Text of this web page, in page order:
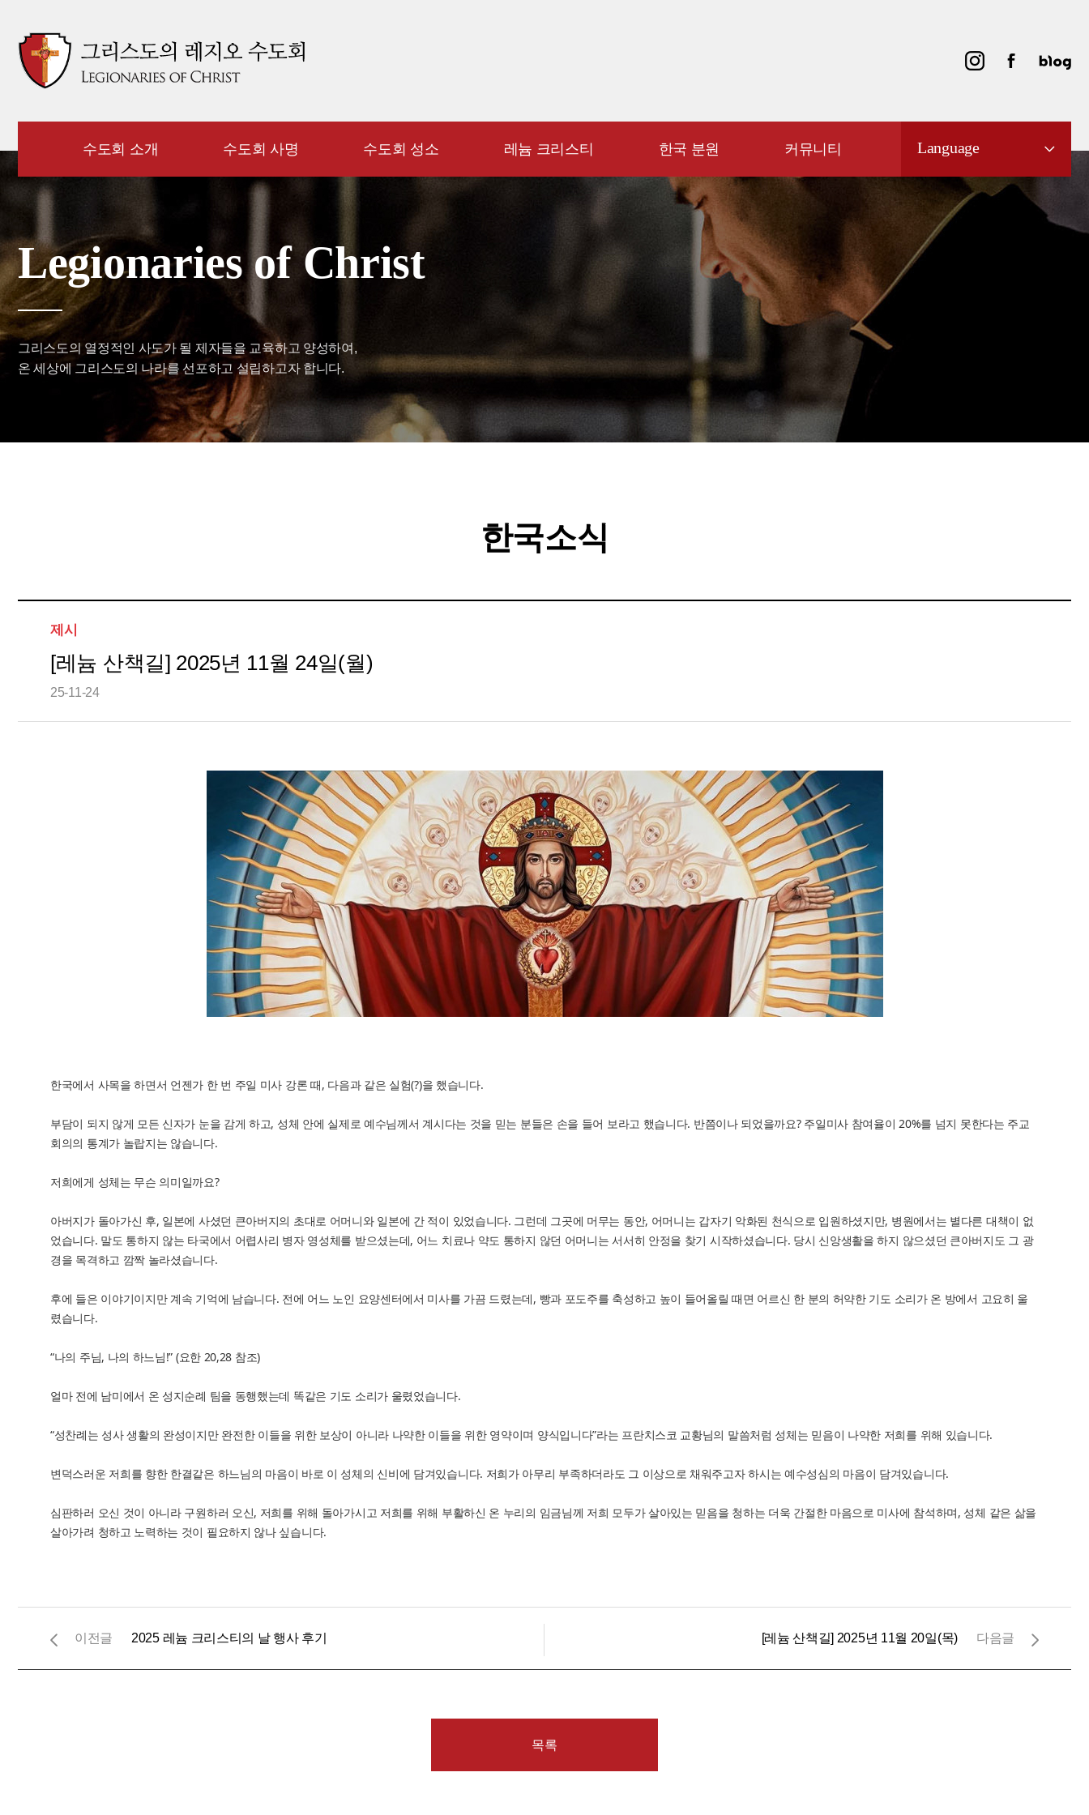
수도회 소개 수도회 사명 수도회 성소 레늄 크리스티 한국 분원 커뮤니티 Language
Legionaries of Christ
그리스도의 열정적인 사도가 될 제자들을 교육하고 양성하여,
온 세상에 그리스도의 나라를 선포하고 설립하고자 합니다.
한국소식
제시
[레늄 산책길] 2025년 11월 24일(월)
25-11-24
한국에서 사목을 하면서 언젠가 한 번 주일 미사 강론 때, 다음과 같은 실험(?)을 했습니다.
부담이 되지 않게 모든 신자가 눈을 감게 하고, 성체 안에 실제로 예수님께서 계시다는 것을 믿는 분들은 손을 들어 보라고 했습니다. 반쯤이나 되었을까요? 주일미사 참여율이 20%를 넘지 못한다는 주교
회의의 통계가 놀랍지는 않습니다.
저희에게 성체는 무슨 의미일까요?
아버지가 돌아가신 후, 일본에 사셨던 큰아버지의 초대로 어머니와 일본에 간 적이 있었습니다. 그런데 그곳에 머무는 동안, 어머니는 갑자기 악화된 천식으로 입원하셨지만, 병원에서는 별다른 대책이 없
었습니다. 말도 통하지 않는 타국에서 어렵사리 병자 영성체를 받으셨는데, 어느 치료나 약도 통하지 않던 어머니는 서서히 안정을 찾기 시작하셨습니다. 당시 신앙생활을 하지 않으셨던 큰아버지도 그 광
경을 목격하고 깜짝 놀라셨습니다.
후에 들은 이야기이지만 계속 기억에 남습니다. 전에 어느 노인 요양센터에서 미사를 가끔 드렸는데, 빵과 포도주를 축성하고 높이 들어올릴 때면 어르신 한 분의 허약한 기도 소리가 온 방에서 고요히 울
렸습니다.
“나의 주님, 나의 하느님!” (요한 20,28 참조)
얼마 전에 남미에서 온 성지순례 팀을 동행했는데 똑같은 기도 소리가 울렸었습니다.
“성찬례는 성사 생활의 완성이지만 완전한 이들을 위한 보상이 아니라 나약한 이들을 위한 영약이며 양식입니다”라는 프란치스코 교황님의 말씀처럼 성체는 믿음이 나약한 저희를 위해 있습니다.
변덕스러운 저희를 향한 한결같은 하느님의 마음이 바로 이 성체의 신비에 담겨있습니다. 저희가 아무리 부족하더라도 그 이상으로 채워주고자 하시는 예수성심의 마음이 담겨있습니다.
심판하러 오신 것이 아니라 구원하러 오신, 저희를 위해 돌아가시고 저희를 위해 부활하신 온 누리의 임금님께 저희 모두가 살아있는 믿음을 청하는 더욱 간절한 마음으로 미사에 참석하며, 성체 같은 삶을
살아가려 청하고 노력하는 것이 필요하지 않나 싶습니다.
2025 레늄 크리스티의 날 행사 후기 [레늄 산책길] 2025년 11월 20일(목)
목록